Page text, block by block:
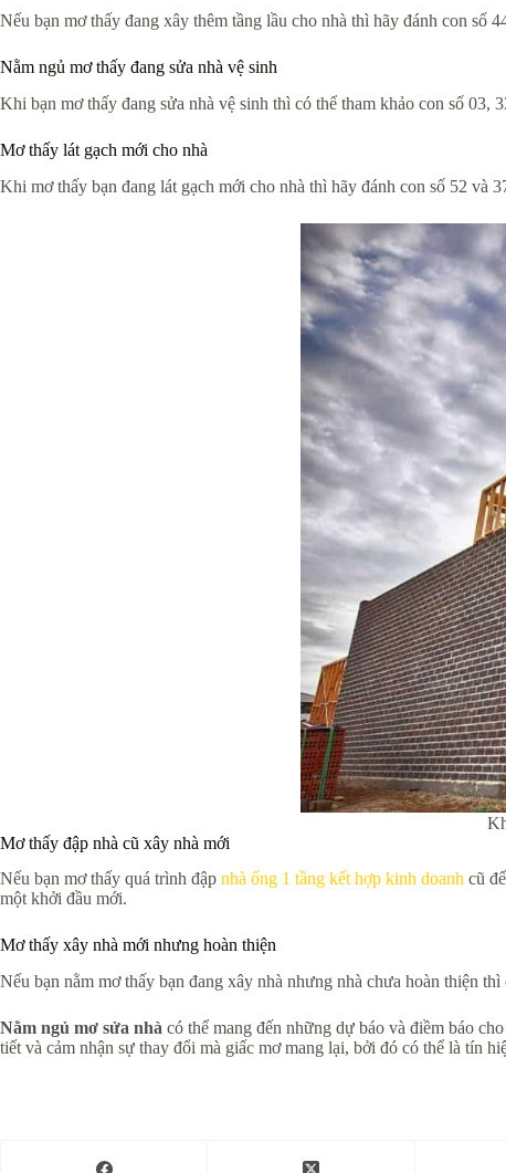
Nếu bạn mơ thấy đang xây thêm tầng lầu cho nhà thì hãy đánh con số
Nằm ngủ mơ thấy đang sửa nhà vệ sinh
Khi bạn mơ thấy đang sửa nhà vệ sinh thì có thể tham khảo con số
Mơ thấy lát gạch mới cho nhà
Khi mơ thấy bạn đang lát gạch mới cho nhà thì hãy đánh con số 52 và
Mơ thấy đập nhà cũ xây nhà mới
Nếu bạn mơ thấy quá trình đập nhà ống 1 tầng kết hợp kinh doanh cũ
một khởi đầu mới.
Mơ thấy xây nhà mới nhưng hoàn thiện
Nếu bạn nằm mơ thấy bạn đang xây nhà nhưng nhà chưa hoàn thiện
Nằm ngủ mơ sửa nhà có thể mang đến những dự báo và điềm báo
tiết và cảm nhận sự thay đổi mà giấc mơ mang lại, bởi đó có thể là tín